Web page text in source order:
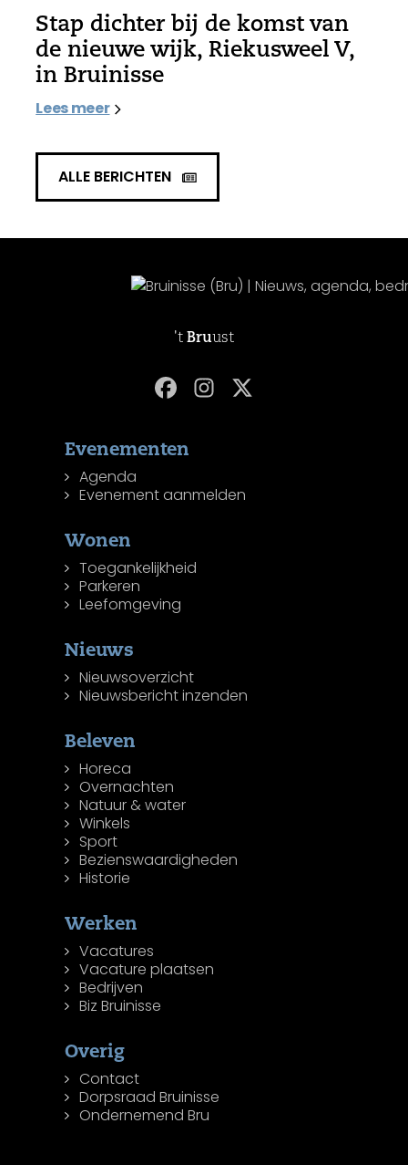
Stap dichter bij de komst van
de nieuwe wijk, Riekusweel V,
in Bruinisse
Lees meer
ALLE BERICHTEN
't Bruust
Evenementen
Agenda
Evenement aanmelden
Wonen
Toegankelijkheid
Parkeren
Leefomgeving
Nieuws
Nieuwsoverzicht
Nieuwsbericht inzenden
Beleven
Horeca
Overnachten
Natuur & water
Winkels
Sport
Bezienswaardigheden
Historie
Werken
Vacatures
Vacature plaatsen
Bedrijven
Biz Bruinisse
Overig
Contact
Dorpsraad Bruinisse
Ondernemend Bru